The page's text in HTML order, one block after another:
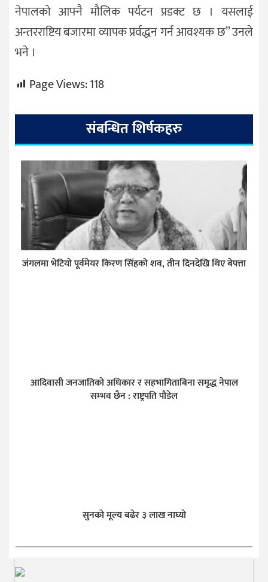
नेपालको आफ्नै मौलिक पर्यटन प्रडक्ट छ । यसलाई
अन्तरराष्टिय बजारमा व्यापक प्रर्वद्धन गर्न आवश्यक छ” उनले
भने ।
Page Views:118
संबन्धित शिर्षकहरु
जंगलमा भेटियो पूर्वमेयर किरण सिंहको शव, तीन दिनदेखि थिए बेपत्ता
आदिवासी जनजातिको अधिकार र सहभागिताबिना समृद्ध नेपाल
सम्भव छैन : राष्ट्रपति पौडेल
सुनकाे मूल्य बढेर ३ लाख नाघ्याे